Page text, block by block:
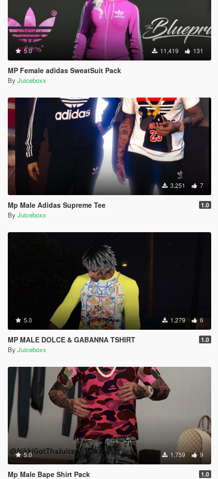
5.0 11,419 131
MP Female adidas SweatSuit Pack
By Juiceboxx
3,251 7
Mp Male Adidas Supreme Tee 1.0
By Juiceboxx
5.0 1,279 6
MP MALE DOLCE & GABANNA TSHIRT 1.0
By Juiceboxx
5.0 1,759 9
Mp Male Bape Shirt Pack 1.0